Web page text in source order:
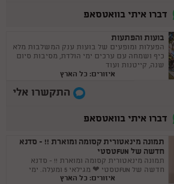
דברו איתי בוואטסאפ
בועות והפתעות
הפעלות ומופעים של בועות ענק המשלבות מלא
כיף ושמחה עם ערכים ימי הולדת, מסיבות סיום
שנה, קייטנות ועוד
איזורים: כל הארץ
התקשרו אלי
דברו איתי בוואטסאפ
תמונה מינאטורית קסומה ומוארת !! - סדנא
חדשה של FUNטסטי
תמונה מינאטורית קסומה ומוארת !! - סדנא
חדשה של FUNטסטי ❤ מגילאי 5 ומעלה. ימי
הולדת , קייטנות , בית מארח
איזורים: כל הארץ